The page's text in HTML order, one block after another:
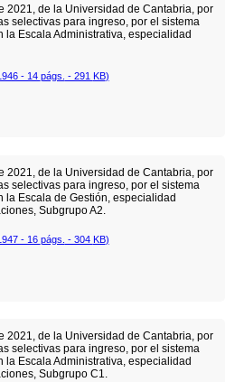
2021, de la Universidad de Cantabria, por
selectivas para ingreso, por el sistema
la Escala Administrativa, especialidad
- 14 págs. - 291 KB)
2021, de la Universidad de Cantabria, por
selectivas para ingreso, por el sistema
la Escala de Gestión, especialidad
Subgrupo A2.
- 16 págs. - 304 KB)
2021, de la Universidad de Cantabria, por
selectivas para ingreso, por el sistema
la Escala Administrativa, especialidad
Subgrupo C1.